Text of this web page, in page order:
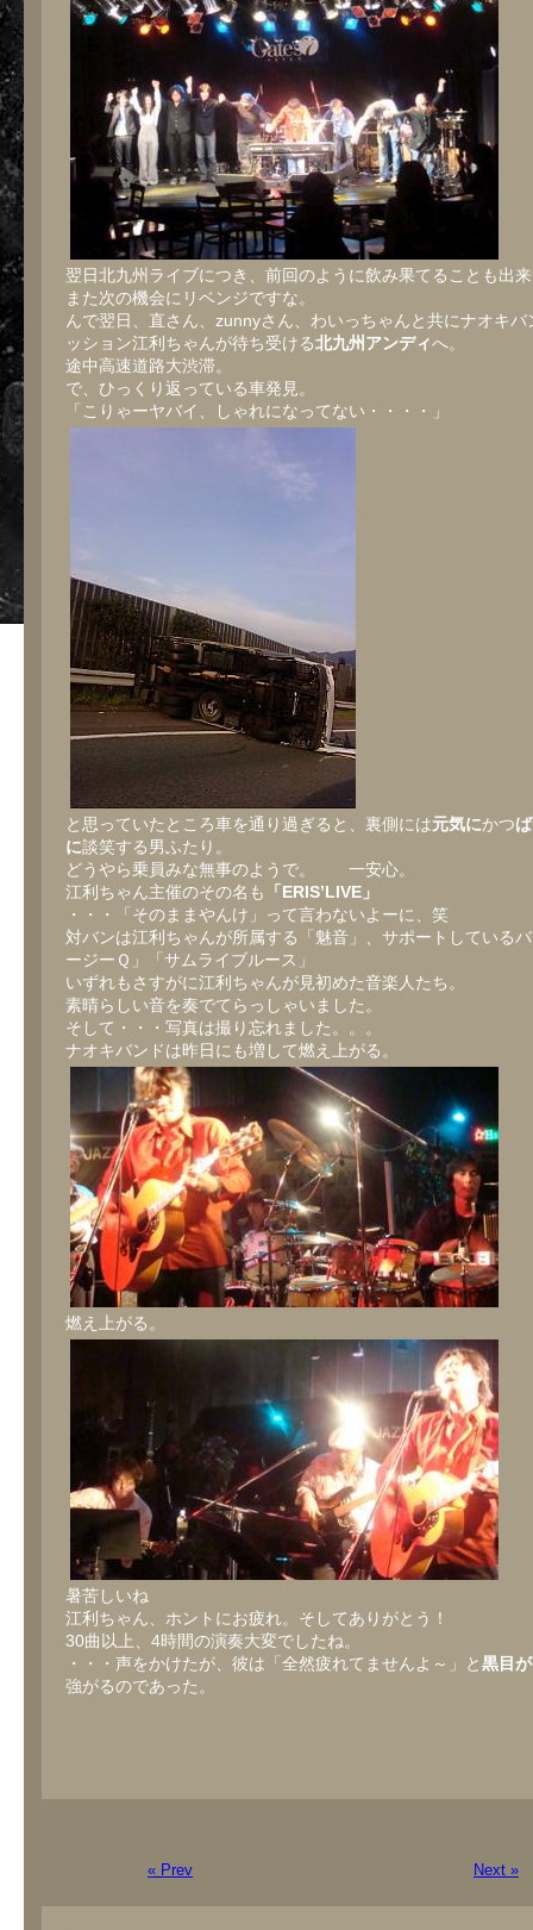
翌日北九州ライブにつき、前回のように飲み果てることも出
また次の機会にリベンジですな。
んで翌日、直さん、zunnyさん、わいっちゃんと共にナオキバ
ッション江利ちゃんが待ち受ける北九州アンディへ。
途中高速道路大渋滞。
で、ひっくり返っている車発見。
「こりゃーヤバイ、しゃれになってない・・・・」
と思っていたところ車を通り過ぎると、裏側には元気にかつ
に談笑する男ふたり。
どうやら乗員みな無事のようで。 一安心。
江利ちゃん主催のその名も
「ERIS’LIVE」
・・・「そのままやんけ」って言わないよーに、笑
対バンは江利ちゃんが所属する「魅音」、サポートしている
ージーＱ」「サムライブルース」
いずれもさすがに江利ちゃんが見初めた音楽人たち。
素晴らしい音を奏でてらっしゃいました。
そして・・・写真は撮り忘れました。。。
ナオキバンドは昨日にも増して燃え上がる。
燃え上がる。
暑苦しいね
江利ちゃん、ホントにお疲れ。そしてありがとう！
30曲以上、4時間の演奏大変でしたね。
・・・声をかけたが、彼は「全然疲れてませんよ～」と黒目
強がるのであった。
« Prev Next »